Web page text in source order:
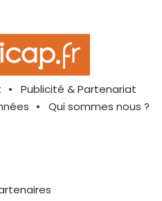
Publicité & Partenariat
Qui sommes nous ?